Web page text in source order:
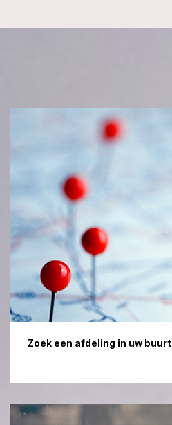
Zoek een afdeling in uw buurt